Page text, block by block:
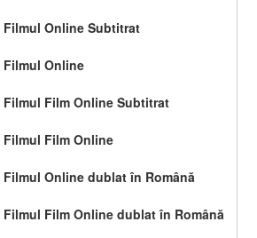
Online Subtitrat
Filmul Online
Film Online Subtitrat
Film Online
Online dublat în Română
Film Online dublat în Română